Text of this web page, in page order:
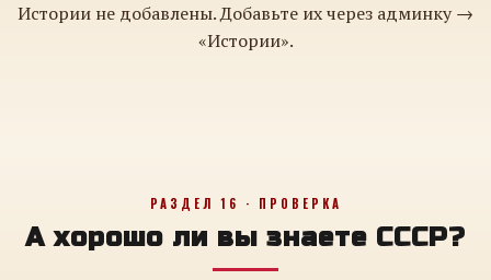
Истории не добавлены. Добавьте их через админку →
«Истории».
РАЗДЕЛ 16 · ПРОВЕРКА
А хорошо ли вы знаете СССР?